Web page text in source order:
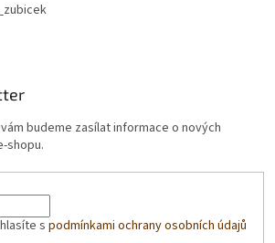
budeme zasílat informace o nových
shopu.
s podmínkami ochrany osobních údajů